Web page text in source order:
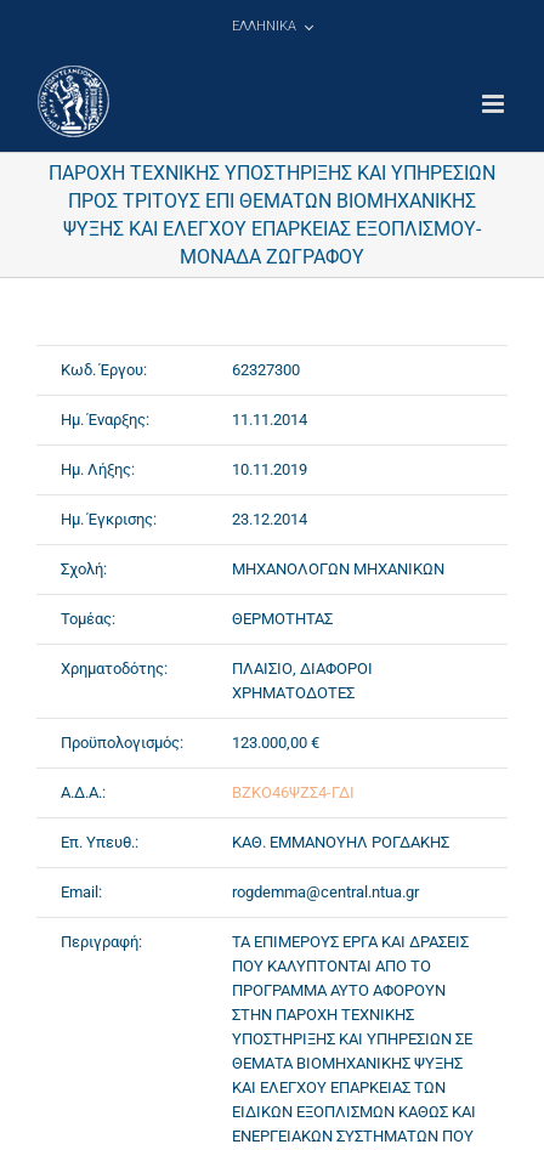
ΕΛΛΗΝΙΚΑ
ΠΑΡΟΧΗ ΤΕΧΝΙΚΗΣ ΥΠΟΣΤΗΡΙΞΗΣ ΚΑΙ ΥΠΗΡΕΣΙΩΝ
ΠΡΟΣ ΤΡΙΤΟΥΣ ΕΠΙ ΘΕΜΑΤΩΝ ΒΙΟΜΗΧΑΝΙΚΗΣ
ΨΥΞΗΣ ΚΑΙ ΕΛΕΓΧΟΥ ΕΠΑΡΚΕΙΑΣ ΕΞΟΠΛΙΣΜΟΥ-
ΜΟΝΑΔΑ ΖΩΓΡΑΦΟΥ
Κωδ. Έργου: 62327300
Ημ. Έναρξης: 11.11.2014
Ημ. Λήξης: 10.11.2019
Ημ. Έγκρισης: 23.12.2014
Σχολή: ΜΗΧΑΝΟΛΟΓΩΝ ΜΗΧΑΝΙΚΩΝ
Τομέας: ΘΕΡΜΟΤΗΤΑΣ
Χρηματοδότης:
ΠΛΑΙΣΙΟ, ΔΙΑΦΟΡΟΙ
ΧΡΗΜΑΤΟΔΟΤΕΣ
Προϋπολογισμός: 123.000,00 €
Α.Δ.Α.: ΒΖΚΟ46ΨΖΣ4-ΓΔΙ
Επ. Υπευθ.: ΚΑΘ. ΕΜΜΑΝΟΥΗΛ ΡΟΓΔΑΚΗΣ
Email: rogdemma@central.ntua.gr
Περιγραφή:
ΤΑ ΕΠΙΜΕΡΟΥΣ ΕΡΓΑ ΚΑΙ ΔΡΑΣΕΙΣ
ΠΟΥ ΚΑΛΥΠΤΟΝΤΑΙ ΑΠΟ ΤΟ
ΠΡΟΓΡΑΜΜΑ ΑΥΤΟ ΑΦΟΡΟΥΝ
ΣΤΗΝ ΠΑΡΟΧΗ ΤΕΧΝΙΚΗΣ
ΥΠΟΣΤΗΡΙΞΗΣ ΚΑΙ ΥΠΗΡΕΣΙΩΝ ΣΕ
ΘΕΜΑΤΑ ΒΙΟΜΗΧΑΝΙΚΗΣ ΨΥΞΗΣ
ΚΑΙ ΕΛΕΓΧΟΥ ΕΠΑΡΚΕΙΑΣ ΤΩΝ
ΕΙΔΙΚΩΝ ΕΞΟΠΛΙΣΜΩΝ ΚΑΘΩΣ ΚΑΙ
ΕΝΕΡΓΕΙΑΚΩΝ ΣΥΣΤΗΜΑΤΩΝ ΠΟΥ